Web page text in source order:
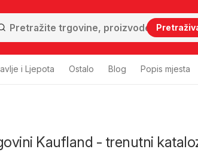
i Ljepota Ostalo Blog Popis mjesta
Kaufland - trenutni